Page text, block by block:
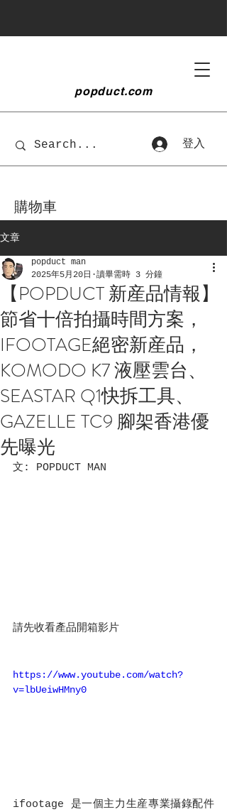
popduct.com
登入
購物車
文章
【POPDUCT 新産品情報】
節省十倍拍攝時間方案，
IFOOTAGE絕密新産品，
KOMODO K7 液壓雲台、
SEASTAR Q1快拆工具、
GAZELLE TC9 腳架香港優
先曝光
popduct man
2025年5月20日
讀畢需時 3 分鐘
文: POPDUCT MAN
請先收看產品開箱影片
https://www.youtube.com/watch?
v=lbUeiwHMny0
ifootage 是一個主力生産專業攝錄配件